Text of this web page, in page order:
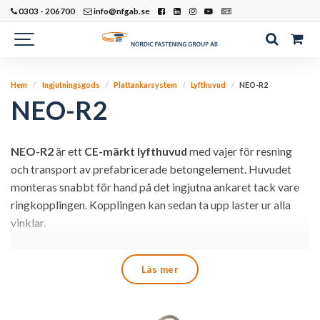
0303 - 206700 info@nfgab.se
Hem Ingjutningsgods Plattankarsystem Lyfthuvud NEO-R2
NEO-R2
NEO-R2är ett CE-märkt lyfthuvud med vajer för resning
och transport av prefabricerade betongelement. Huvudet
monteras snabbt för hand på det ingjutna ankaret tack vare
ringkopplingen. Kopplingen kan sedan ta upp laster ur alla
vinklar.
NEO-R2 lyft produceras i en certifierad produktionsenhet.
Varje enskilt lyfthuvud provbelastas och dokumenteras.
Läs mer